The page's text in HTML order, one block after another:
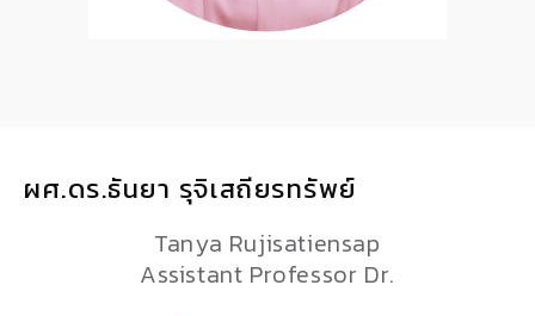
ผศ.ดร.ธันยา รุจิเสถียรทรัพย์
Tanya Rujisatiensap
Assistant Professor Dr.